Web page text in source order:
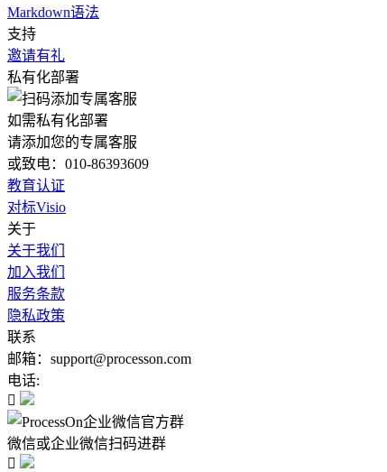
Markdown语法
支持
邀请有礼
私有化部署
如需私有化部署
请添加您的专属客服
或致电：010-86393609
教育认证
对标Visio
关于
关于我们
加入我们
服务条款
隐私政策
联系
邮箱：support@processon.com
电话:

微信或企业微信扫码进群
